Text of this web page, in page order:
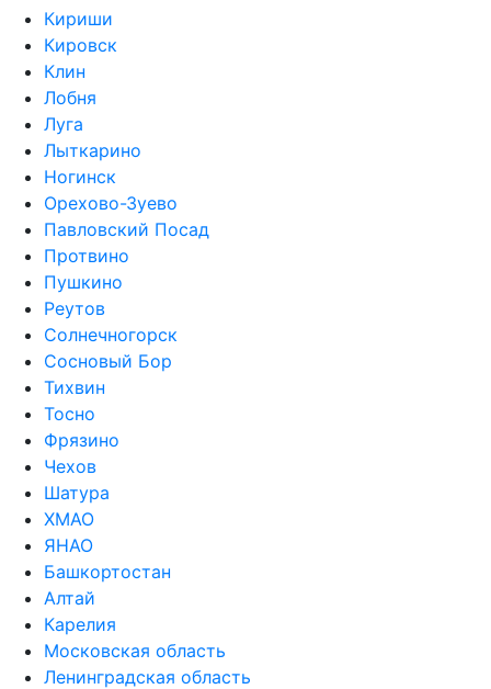
Кириши
Кировск
Клин
Лобня
Луга
Лыткарино
Ногинск
Орехово-Зуево
Павловский Посад
Протвино
Пушкино
Реутов
Солнечногорск
Сосновый Бор
Тихвин
Тосно
Фрязино
Чехов
Шатура
ХМАО
ЯНАО
Башкортостан
Алтай
Карелия
Московская область
Ленинградская область